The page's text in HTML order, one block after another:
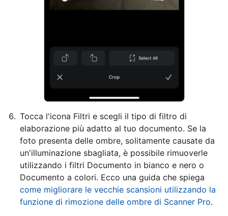
Tocca l'icona Filtri e scegli il tipo di filtro di
elaborazione più adatto al tuo documento. Se la
foto presenta delle ombre, solitamente causate da
un'illuminazione sbagliata, è possibile rimuoverle
utilizzando i filtri Documento in bianco e nero o
Documento a colori. Ecco una guida che spiega
come migliorare le vecchie scansioni utilizzando la
funzione di rimozione delle ombre di Scanner Pro.